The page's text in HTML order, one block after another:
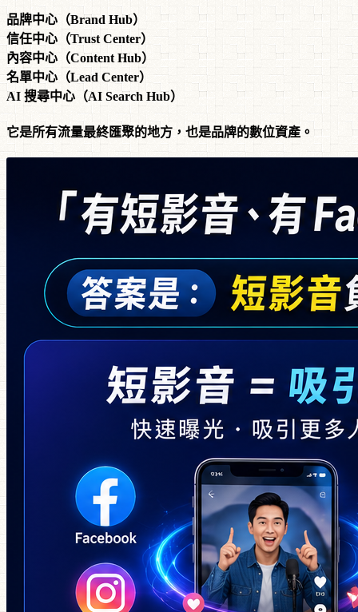
品牌中心（Brand Hub）
信任中心（Trust Center）
內容中心（Content Hub）
名單中心（Lead Center）
AI 搜尋中心（AI Search Hub）
它是所有流量最終匯聚的地方，也是品牌的數位資產。